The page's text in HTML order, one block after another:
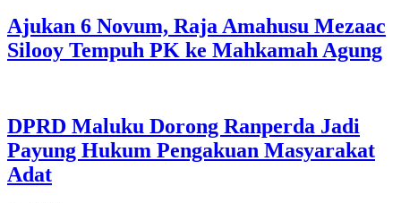
Ajukan 6 Novum, Raja Amahusu Mezaac
Silooy Tempuh PK ke Mahkamah Agung
DPRD Maluku Dorong Ranperda Jadi
Payung Hukum Pengakuan Masyarakat
Adat